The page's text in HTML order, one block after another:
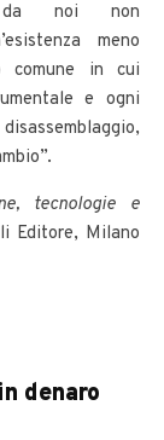
noi non
meno
comune in cui
e ogni
tecnologie e
Editore, Milano
denaro